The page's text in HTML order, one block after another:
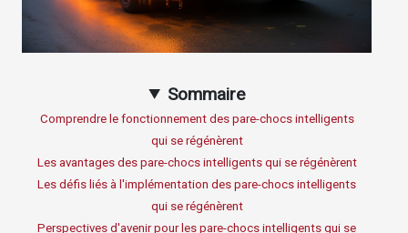
Sommaire
Comprendre le fonctionnement des pare-chocs intelligents
qui se régénèrent
Les avantages des pare-chocs intelligents qui se régénèrent
Les défis liés à l'implémentation des pare-chocs intelligents
qui se régénèrent
Perspectives d'avenir pour les pare-chocs intelligents qui se